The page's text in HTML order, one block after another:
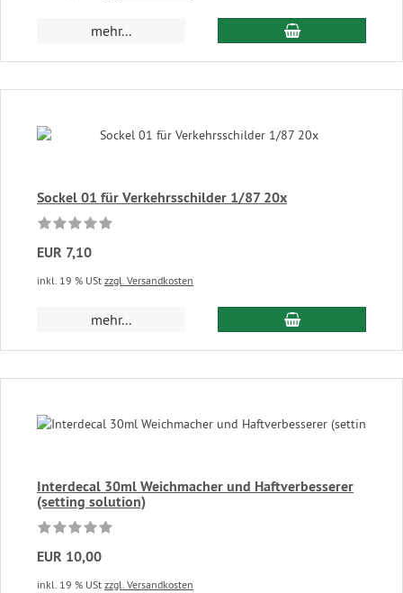
mehr... In den
Sockel 01 für Verkehrsschilder 1/87 20x
EUR 7,10
inkl. 19 % USt zzgl. Versandkosten
mehr... In den
Interdecal 30ml Weichmacher und Haftverbesserer
(setting solution)
EUR 10,00
inkl. 19 % USt zzgl. Versandkosten